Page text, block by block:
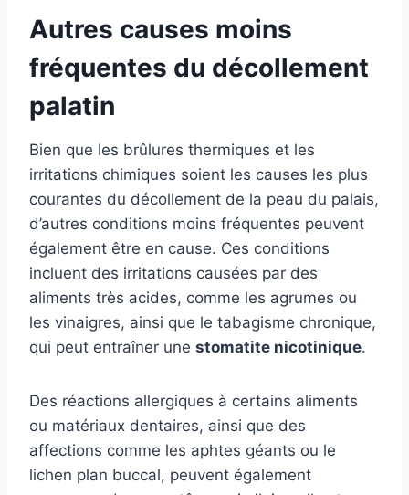
Autres causes moins
fréquentes du décollement
palatin
Bien que les brûlures thermiques et les
irritations chimiques soient les causes les plus
courantes du décollement de la peau du palais,
d’autres conditions moins fréquentes peuvent
également être en cause. Ces conditions
incluent des irritations causées par des
aliments très acides, comme les agrumes ou
les vinaigres, ainsi que le tabagisme chronique,
qui peut entraîner une stomatite nicotinique.
Des réactions allergiques à certains aliments
ou matériaux dentaires, ainsi que des
affections comme les aphtes géants ou le
lichen plan buccal, peuvent également